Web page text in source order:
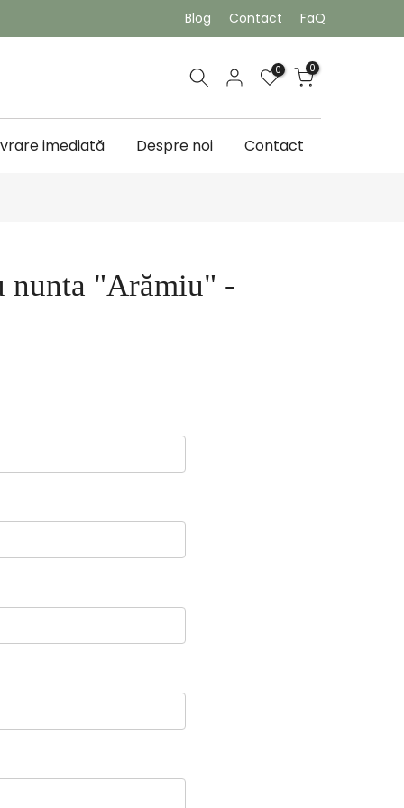
Blog Contact FaQ
0 0
imediată Despre noi Contact
nunta "Arămiu" -